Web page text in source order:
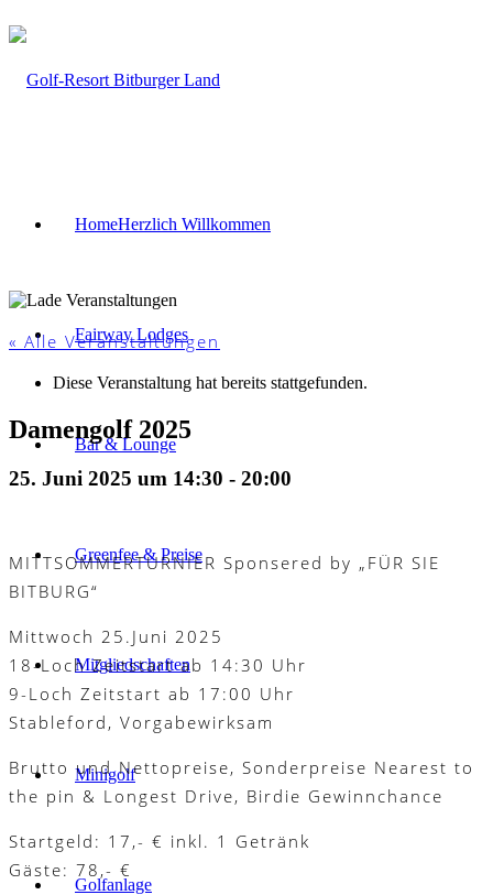
HomeHerzlich Willkommen
Fairway Lodges
Bar & Lounge
Greenfee & Preise
Mitgliedschaften
Minigolf
Golfanlage
« Alle Veranstaltungen
Diese Veranstaltung hat bereits stattgefunden.
Damengolf 2025
25. Juni 2025 um 14:30 - 20:00
MITTSOMMERTURNIER Sponsered by „FÜR SIE
BITBURG“
Mittwoch 25.Juni 2025
18-Loch Zeitstart ab 14:30 Uhr
9-Loch Zeitstart ab 17:00 Uhr
Stableford, Vorgabewirksam
Brutto und Nettopreise, Sonderpreise Nearest to
the pin & Longest Drive, Birdie Gewinnchance
Startgeld: 17,- € inkl. 1 Getränk
Gäste: 78,- €